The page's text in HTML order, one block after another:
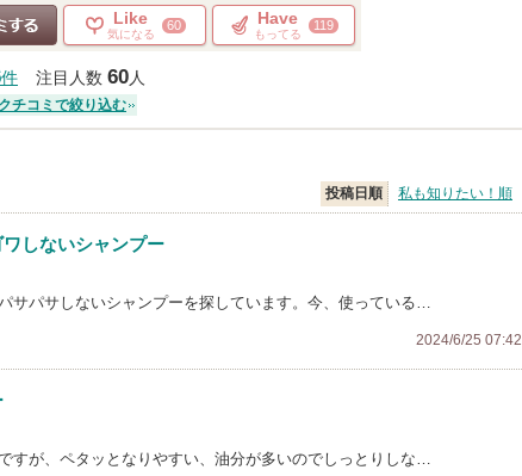
Like
気になる
60 Have
もってる
119
件 注目人数 60人
チコミで絞り込む
投稿日順 私も知りたい！順
しないシャンプー
サパサしないシャンプーを探しています。今、使っている…
2024/6/25 07:42
すが、ペタッとなりやすい、油分が多いのでしっとりしな…